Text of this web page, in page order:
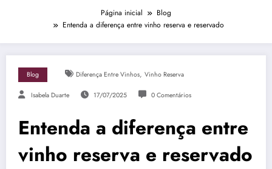
Página inicial
Blog
Entenda a diferença entre vinho reserva e reservado
Blog Diferença Entre Vinhos, Vinho Reserva
Isabela Duarte 17/07/2025 0 Comentários
Entenda a diferença entre
vinho reserva e reservado